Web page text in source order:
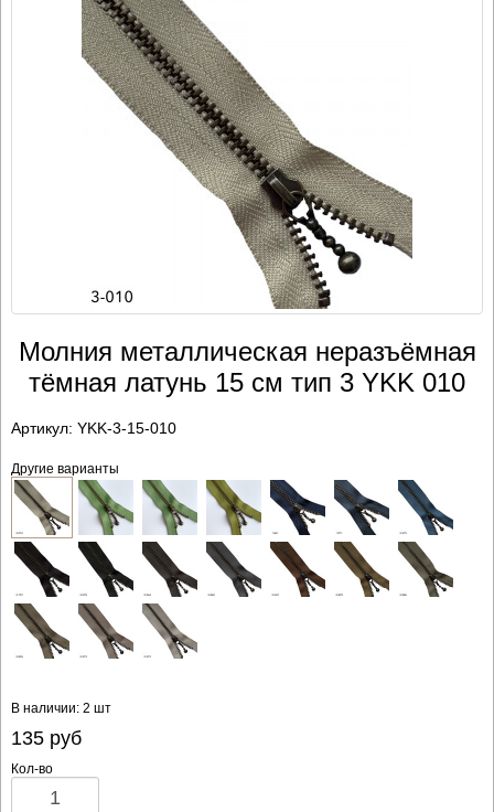
Молния металлическая неразъёмная
тёмная латунь 15 см тип 3 YKK 010
Артикул: YKK-3-15-010
Другие варианты
В наличии: 2 шт
135руб
Кол-во